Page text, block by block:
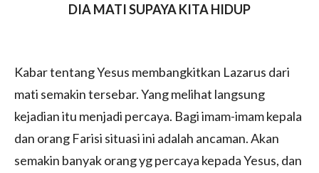
DIA MATI SUPAYA KITA HIDUP
Kabar tentang Yesus membangkitkan Lazarus dari
mati semakin tersebar. Yang melihat langsung
kejadian itu menjadi percaya. Bagi imam-imam kepala
dan orang Farisi situasi ini adalah ancaman. Akan
semakin banyak orang yg percaya kepada Yesus, dan